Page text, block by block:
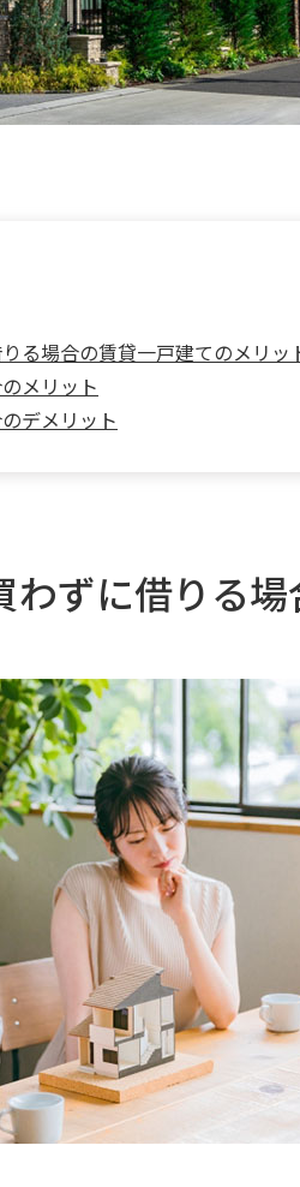
る場合の賃貸一戸建てのメリッ
メリット
デメリット
わずに借りる